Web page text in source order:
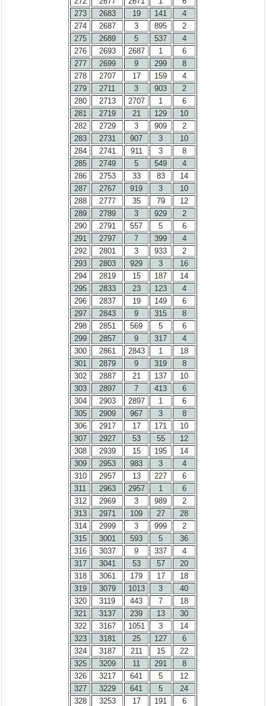
273
2683 19 141
4
274
2687 3 895
2
275
2689 5 537
4
276
2693 2687 1
6
277
2699 9 299
8
278
2707 17 159
4
279
2711 3 903
2
280
2713 2707 1
6
281
2719 21 129
10
282
2729 3 909
2
283
2731 907 3
10
284
2741 911 3
8
285
2749 5 549
4
286
2753 33 83
14
287
2767 919 3
10
288
2777 35 79
12
289
2789 3 929
2
290
2791 557 5
6
291
2797 7 399
4
292
2801 3 933
2
293
2803 929 3
16
294
2819 15 187
14
295
2833 23 123
4
296
2837 19 149
6
297
2843 9 315
8
298
2851 569 5
6
299
2857 9 317
4
300
2861 2843 1
18
301
2879 9 319
8
302
2887 21 137
10
303
2897 7 413
6
304
2903 2897 1
6
305
2909 967 3
8
306
2917 17 171
10
307
2927 53 55
12
308
2939 15 195
14
309
2953 983 3
4
310
2957 13 227
6
311
2963 2957 1
6
312
2969 3 989
2
313
2971 109 27
28
314
2999 3 999
2
315
3001 593 5
36
316
3037 9 337
4
317
3041 53 57
20
318
3061 179 17
18
319
3079 1013 3
40
320
3119 443 7
18
321
3137 239 13
30
322
3167 1051 3
14
323
3181 25 127
6
324
3187 211 15
22
325
3209 11 291
8
326
3217 641 5
12
327
3229 641 5
24
328
3253 17 191
6